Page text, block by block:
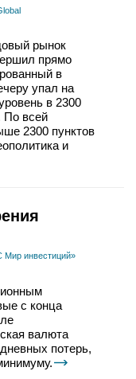
рынок
прямо
в
упал на
в 2300
По всей
2300 пунктов
и
Мир инвестиций»
с конца
валюта
потерь,